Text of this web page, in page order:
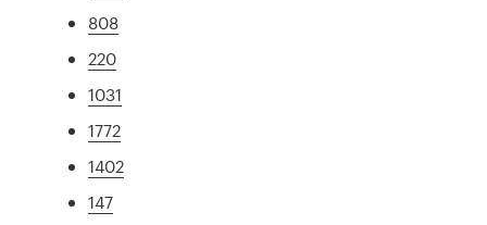
808
220
1031
1772
1402
147